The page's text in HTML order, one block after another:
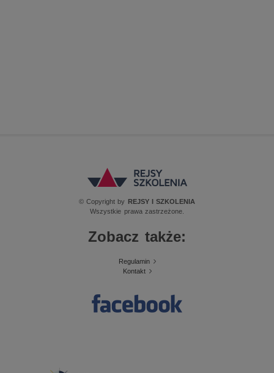
© Copyright by REJSY I SZKOLENIA
Wszystkie prawa zastrzeżone.
Zobacz także:
Regulamin
Kontakt